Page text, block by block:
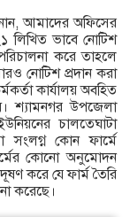
আমাদের অফিসের
লিখিত ভাবে নোটিশ
করে তাহলে
নোটিশ প্রদান করা
কার্যালয় অবহিত
শ্যামনগর উপজেলা
চালতেঘাটা
সংলগ্ন কোন ফার্মে
কোনো অনুমোদন
করে যে ফার্ম তৈরি
করেছে।